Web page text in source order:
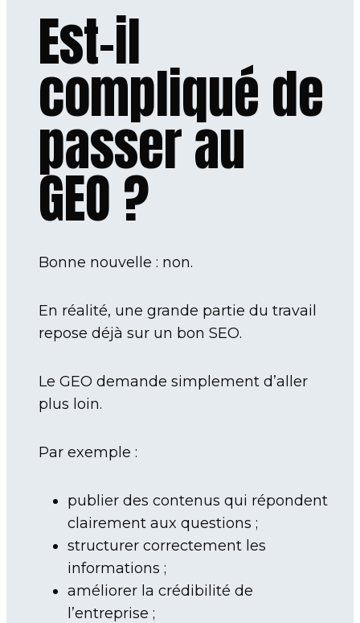
Est-il
compliqué de
passer au
GEO ?
Bonne nouvelle : non.
En réalité, une grande partie du travail
repose déjà sur un bon SEO.
Le GEO demande simplement d’aller
plus loin.
Par exemple :
publier des contenus qui répondent
clairement aux questions ;
structurer correctement les
informations ;
améliorer la crédibilité de
l’entreprise ;